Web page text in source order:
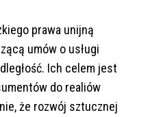
prawa unijną
umów o usługi
Ich celem jest
do realiów
że rozwój sztucznej